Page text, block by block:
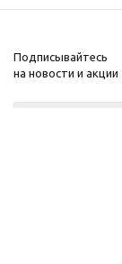
Подписывайтесь
на новости и акции